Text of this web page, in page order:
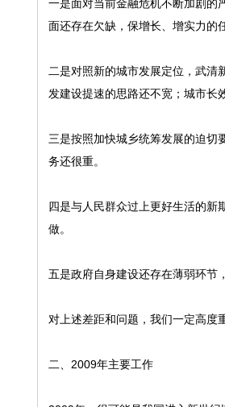
一是面对当前金融危机不断加剧的
面还存在欠缺，保增长、增实力的
二是对照新的城市发展定位，武清
发建设提速的思路还不宽；城市长
三是按照加快城乡统筹发展的迫切
务还很重。
四是与人民群众过上更好生活的新
做。
五是政府自身建设还存在薄弱环节
对上述差距和问题，我们一定高度
二、2009年主要工作